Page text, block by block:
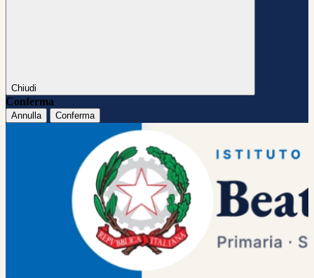
Chiudi
Conferma
Annulla Conferma